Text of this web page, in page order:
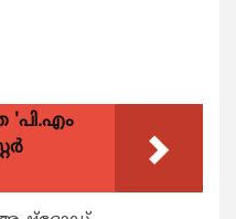
'പി.എം